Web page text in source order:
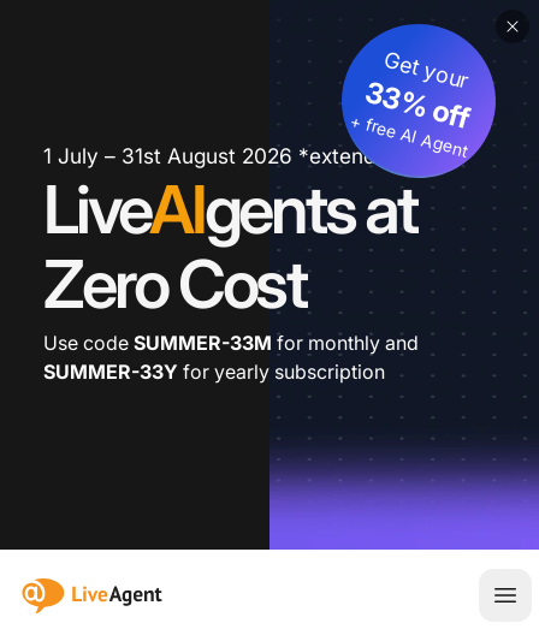
1 July – 31st August 2026 *extended
LiveAIgents at
Zero Cost
Get your
33% off
+ free AI Agent
Use code SUMMER-33M for monthly and
SUMMER-33Y for yearly subscription
:site.title